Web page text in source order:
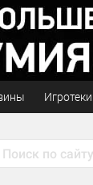
Игротеки